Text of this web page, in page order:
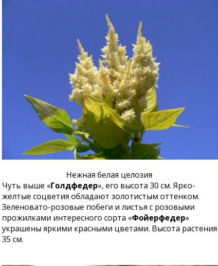
Нежная белая целозия
Чуть выше «Голдфедер», его высота 30 см. Ярко-
желтые соцветия обладают золотистым оттенком.
Зеленовато-розовые побеги и листья с розовыми
прожилками интересного сорта «Фойерфедер»
украшены яркими красными цветами. Высота растения
35 см.